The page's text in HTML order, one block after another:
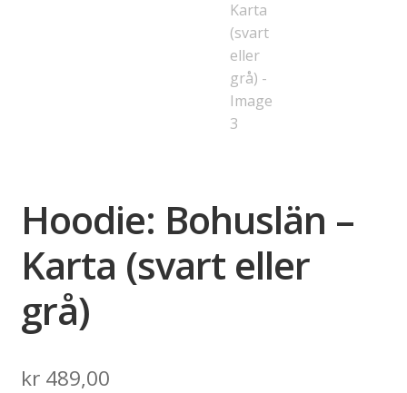
Hoodie: Bohuslän –
Karta (svart eller
grå)
kr489,00